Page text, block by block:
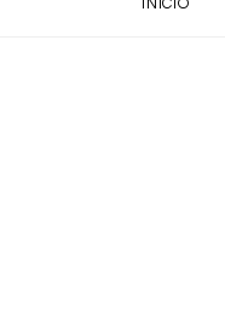
INICIO